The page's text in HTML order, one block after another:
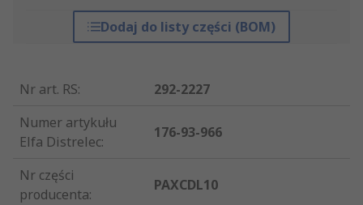
Dodaj do listy części (BOM)
Nr art. RS:
292-2227
Numer artykułu
Elfa Distrelec:
176-93-966
Nr części
producenta:
PAXCDL10